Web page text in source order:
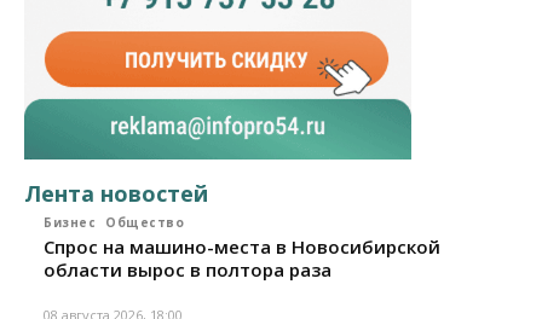
Лента новостей
Бизнес Общество
Спрос на машино-места в Новосибирской
области вырос в полтора раза
08 августа 2026, 18:00